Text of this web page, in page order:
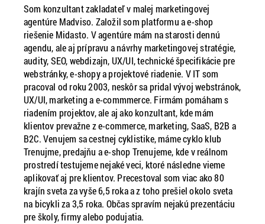
Som konzultant zakladateľ v malej marketingovej
agentúre Madviso. Založil som platformu a e-shop
riešenie Midasto. V agentúre mám na starosti dennú
agendu, ale aj prípravu a návrhy marketingovej stratégie,
audity, SEO, webdizajn, UX/UI, technické špecifikácie pre
webstránky, e-shopy a projektové riadenie. V IT som
pracoval od roku 2003, neskôr sa pridal vývoj webstránok,
UX/UI, marketing a e-commmerce. Firmám pomáham s
riadením projektov, ale aj ako konzultant, kde mám
klientov prevažne z e-commerce, marketing, SaaS, B2B a
B2C. Venujem sa cestnej cyklistike, máme cyklo klub
Trenujme, predajňu a e-shop Trenujeme, kde v reálnom
prostredí testujeme nejaké veci, ktoré následne vieme
aplikovať aj pre klientov. Precestoval som viac ako 80
krajín sveta za vyše 6,5 roka a z toho prešiel okolo sveta
na bicykli za 3,5 roka. Občas spravím nejakú prezentáciu
pre školy, firmy alebo podujatia.